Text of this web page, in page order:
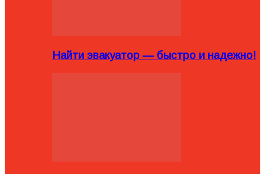
Найти эвакуатор — быстро и надежно!